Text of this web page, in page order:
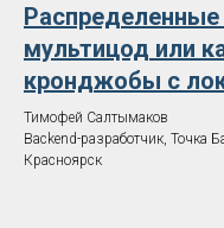
Распределенные
мультицод или
кронджобы с
Тимофей Салтымаков
Backend-разработчик, Точка
Красноярск